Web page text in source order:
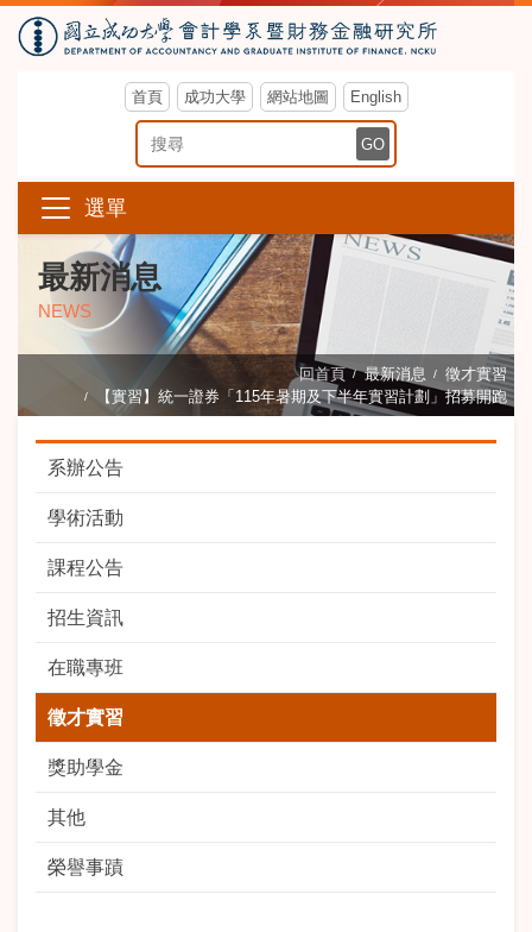
首頁 成功大學 網站地圖 English
搜尋關鍵字 GO
選單
最新消息
NEWS
回首頁 最新消息
徵才實習
【實習】統一證券「115年暑期及下半年實習計劃」招募開跑
系辦公告
學術活動
課程公告
招生資訊
在職專班
徵才實習
獎助學金
其他
榮譽事蹟